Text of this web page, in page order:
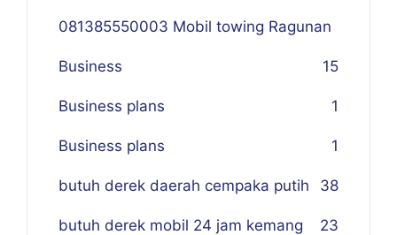
081385550003 Mobil towing Ragunan
5
Business 1
Business plans 1
Business plans 1
butuh derek daerah cempaka putih 38
butuh derek mobil 24 jam kemang 23